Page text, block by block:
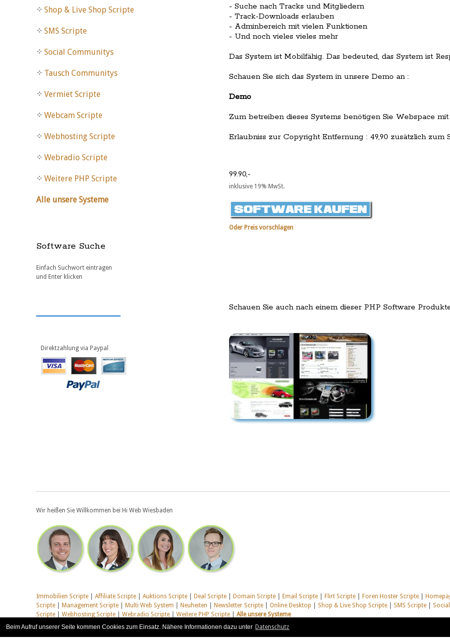
Beim Aufruf unserer Seite kommen Cookies zum Einsatz. Nähere Informationen dazu unter Datenschutz
- Suche nach Tracks und Mitgliedern
- Track-Downloads erlauben
- Adminbereich mit vielen Funktionen
- Und noch vieles vieles mehr
Das System ist Mobilfähig. Das bedeuted, das System ist
Schauen Sie sich das System in unsere Demo an :
Demo
Zum betreiben dieses Systems benötigen Sie Webspace
Erlaubniss zur Copyright Entfernung : 49,90 zusätzlich zum
99.90,-
inklusive 19% MwSt.
Oder Preis vorschlagen
Schauen Sie auch nach einem dieser PHP Software
Shop & Live Shop Scripte
SMS Scripte
Social Communitys
Tausch Communitys
Vermiet Scripte
Webcam Scripte
Webhosting Scripte
Webradio Scripte
Weitere PHP Scripte
Alle unsere Systeme
Software Suche
Einfach Suchwort eintragen
und Enter klicken
Direktzahlung via Paypal
Wir heißen Sie Willkommen bei Hi Web Wiesbaden
Immobilien Scripte Affiliate Scripte Auktions Scripte Deal Scripte Domain Scripte Email Scripte Flirt Scripte Foren Hoster Scripte
Scripte
Management Scripte Multi Web System Neuheiten Newsletter Scripte Online Desktop Shop & Live Shop Scripte SMS Scripte
Scripte
Webhosting Scripte Webradio Scripte Weitere PHP Scripte Alle unsere Systeme